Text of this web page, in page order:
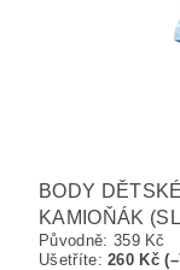
BODY
KAMIOŇÁK
Původně: 359 Kč
Ušetříte:260 Kč